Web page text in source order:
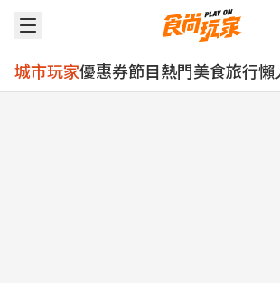
城市玩家優惠券節目熱門美食旅行懶